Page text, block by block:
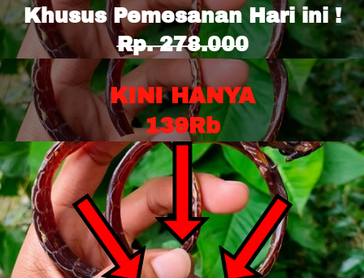
Khusus Pemesanan Hari ini !
Rp. 278.000
KINI HANYA
139Rb